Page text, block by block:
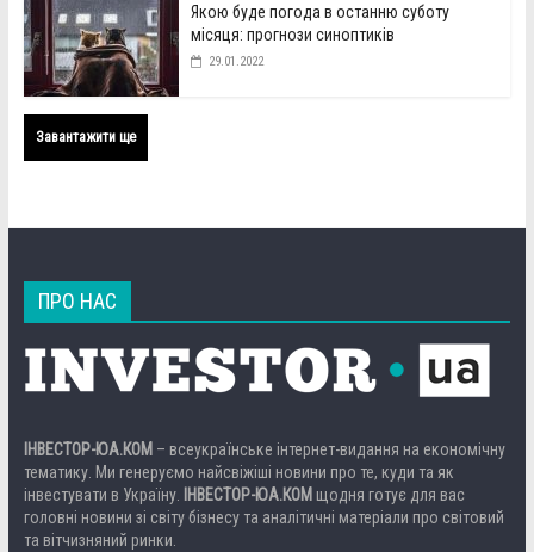
Якою буде погода в останню суботу
місяця: прогнози синоптиків
29.01.2022
Завантажити ще
ПРО НАС
ІНВЕСТОР-ЮА.КОМ – всеукраїнське інтернет-видання на економічну
тематику. Ми генеруємо найсвіжіші новини про те, куди та як
інвестувати в Україну. ІНВЕСТОР-ЮА.КОМ щодня готує для вас
головні новини зі світу бізнесу та аналітичні матеріали про світовий
та вітчизняний ринки.